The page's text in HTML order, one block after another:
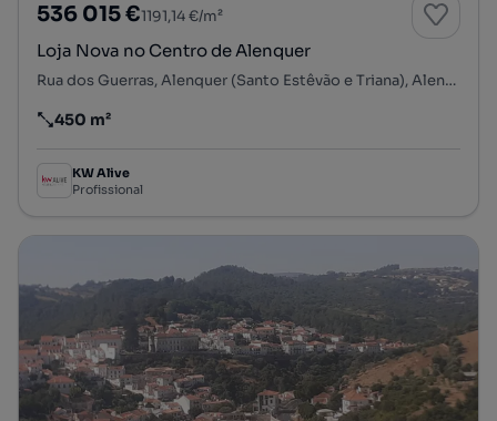
536 015 €1191,14 €/m²
Loja Nova no Centro de Alenquer
Rua dos Guerras, Alenquer (Santo Estêvão e Triana), Alenquer, Lisboa
Preço por metro quadrado
450 m²
KW Alive
Profissional